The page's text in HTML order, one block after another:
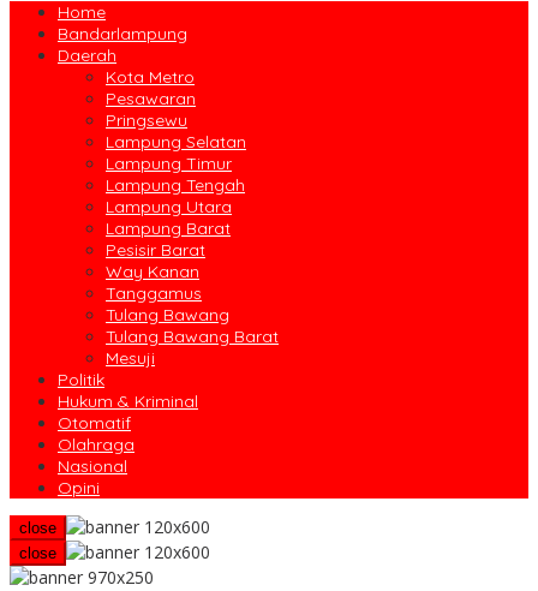
Home
Bandarlampung
Daerah
Kota Metro
Pesawaran
Pringsewu
Lampung Selatan
Lampung Timur
Lampung Tengah
Lampung Utara
Lampung Barat
Pesisir Barat
Way Kanan
Tanggamus
Tulang Bawang
Tulang Bawang Barat
Mesuji
Politik
Hukum & Kriminal
Otomatif
Olahraga
Nasional
Opini
close
close